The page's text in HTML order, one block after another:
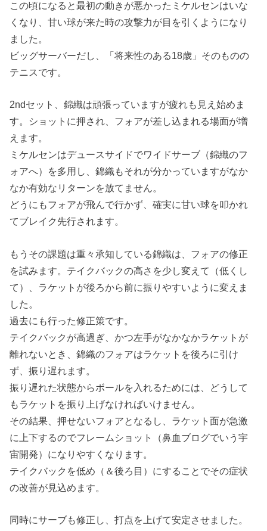
この頃になると最初の動きが悪かったミケルセンはいな
くなり、甘い球が来た時の攻撃力が目を引くようになり
ました。
ビッグサーバーだし、「将来性のある18歳」そのものの
テニスです。
2ndセット、錦織は頑張っていますが疲れも見え始めま
す。ショットに押され、フォアが差し込まれる場面が増
えます。
ミケルセンはデュースサイドでワイドサーブ（錦織のフ
ォアへ）を多用し、錦織もそれが分かっていますがなか
なか有効なリターンを放てません。
どうにもフォアが飛んで行かず、確実に甘い球を叩かれ
てブレイク先行されます。
もうその課題は重々承知している錦織は、フォアの修正
を試みます。テイクバックの高さを少し変えて（低くし
て）、ラケットが後ろから前に振りやすいように変えま
した。
過去にも行った修正策です。
テイクバックが高過ぎ、かつ左手がなかなかラケットが
離れないとき、錦織のフォアはラケットを後ろに引け
ず、振り遅れます。
振り遅れた状態からボールを入れるためには、どうして
もラケットを振り上げなければいけません。
その結果、押せないフォアとなるし、ラケット面が急激
に上下するのでフレームショット（鼻血ブログでいう宇
宙開発）になりやすくなります。
テイクバックを低め（＆後ろ目）にすることでその症状
の改善が見込めます。
同時にサーブも修正し、打点を上げて安定させました。